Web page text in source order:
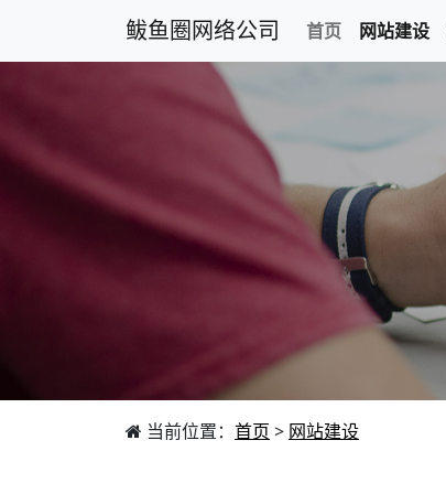
鲅鱼圈网络公司 首页 网站建设
当前位置： 首页 > 网站建设